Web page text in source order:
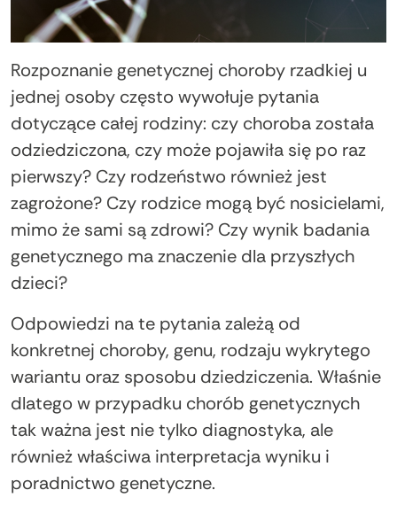
Rozpoznanie genetycznej choroby rzadkiej u
jednej osoby często wywołuje pytania
dotyczące całej rodziny: czy choroba została
odziedziczona, czy może pojawiła się po raz
pierwszy? Czy rodzeństwo również jest
zagrożone? Czy rodzice mogą być nosicielami,
mimo że sami są zdrowi? Czy wynik badania
genetycznego ma znaczenie dla przyszłych
dzieci?
Odpowiedzi na te pytania zależą od
konkretnej choroby, genu, rodzaju wykrytego
wariantu oraz sposobu dziedziczenia. Właśnie
dlatego w przypadku chorób genetycznych
tak ważna jest nie tylko diagnostyka, ale
również właściwa interpretacja wyniku i
poradnictwo genetyczne.